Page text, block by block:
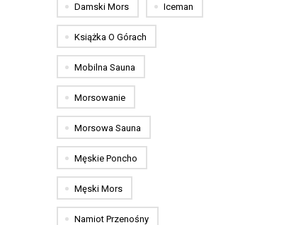
Damski Mors Iceman
Książka O Górach
Mobilna Sauna
Morsowanie
Morsowa Sauna
Męskie Poncho
Męski Mors
Namiot Przenośny